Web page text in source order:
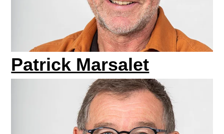
Patrick Marsalet